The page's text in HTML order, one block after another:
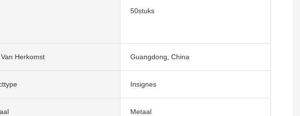
50stuks
Herkomst Guangdong, China
Insignes
Metaal